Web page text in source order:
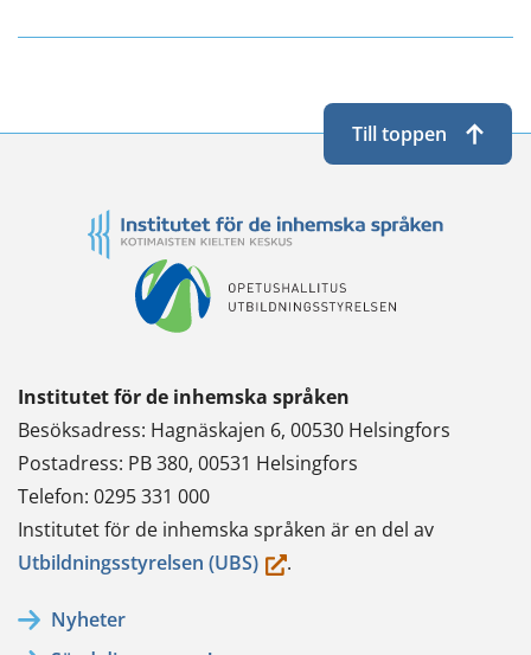
Institutet för de inhemska språken
Besöksadress: Hagnäskajen 6, 00530 Helsingfors
Postadress: PB 380, 00531 Helsingfors
Telefon: 0295 331 000
Institutet för de inhemska språken är en del av
Utbildningsstyrelsen (UBS)(du.
Nyheter
Till toppen